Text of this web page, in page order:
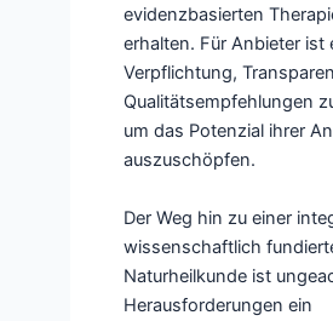
evidenzbasierten
erhalten. Für Anbieter ist
Verpflichtung,
Qualitätsempfehlungen
um das Potenzial ihrer
auszuschöpfen.
Der Weg hin zu einer
wissenschaftlich
Naturheilkunde ist
Herausforderungen ein